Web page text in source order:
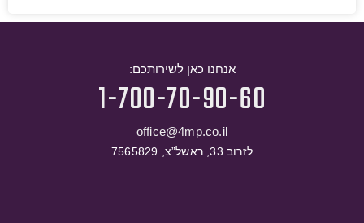
אנחנו כאן לשירותכם:
1-700-70-90-60
office@4mp.co.il
לזרוב 33, ראשל”צ, 7565829